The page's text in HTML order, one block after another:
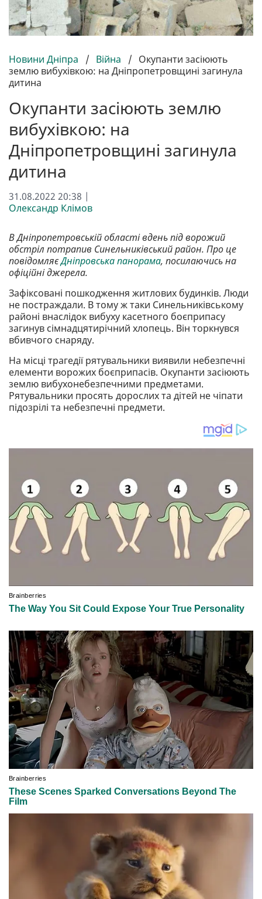
Новини Дніпра / Війна / Окупанти засіюють
землю вибухівкою: на Дніпропетровщині загинула
дитина
Окупанти засіюють землю
вибухівкою: на
Дніпропетровщині загинула
дитина
31.08.2022 20:38 |
Олександр Клімов
В Дніпропетровській області вдень під ворожий
обстріл потрапив Синельниківський район. Про це
повідомляєДніпровська панорама, посилаючись на
офіційні джерела.
Зафіксовані пошкодження житлових будинків. Люди
не постраждали. В тому ж таки Синельниківському
районі внаслідок вибуху касетного боєприпасу
загинув сімнадцятирічний хлопець. Він торкнувся
вбивчого снаряду.
На місці трагедії рятувальники виявили небезпечні
елементи ворожих боєприпасів. Окупанти засіюють
землю вибухонебезпечними предметами.
Рятувальники просять дорослих та дітей не чіпати
підозрілі та небезпечні предмети.